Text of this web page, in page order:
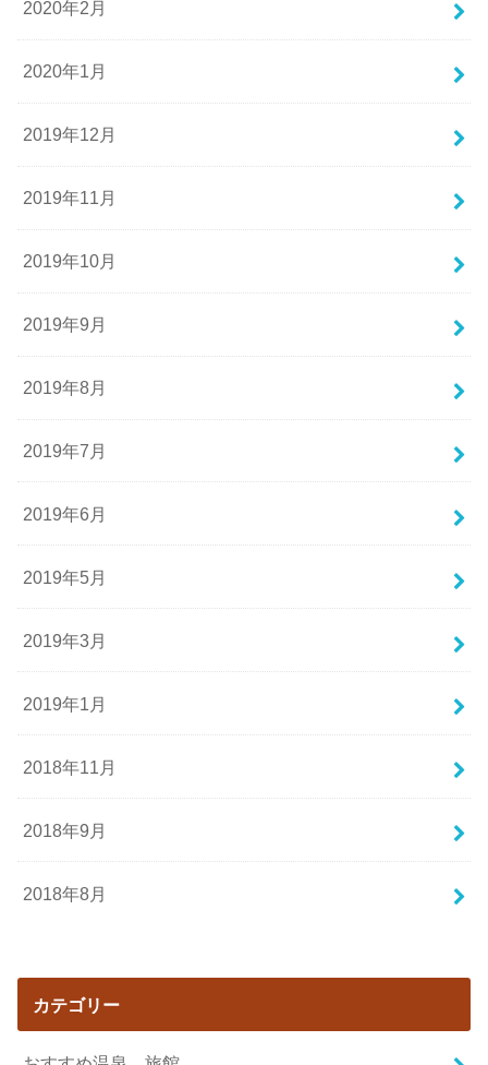
2020年2月
2020年1月
2019年12月
2019年11月
2019年10月
2019年9月
2019年8月
2019年7月
2019年6月
2019年5月
2019年3月
2019年1月
2018年11月
2018年9月
2018年8月
カテゴリー